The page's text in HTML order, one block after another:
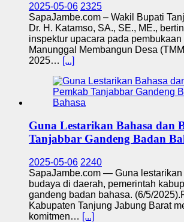
2025-05-06 2325
SapaJambe.com – Wakil Bupati
Dr. H. Katamso, SA., SE., ME.,
inspektur upacara pada pembukaan
Manunggal Membangun Desa
2025… [...]
Guna Lestarikan Bahasa dan
Tanjabbar Gandeng Badan
2025-05-06 2240
SapaJambe.com — Guna lestarikan
budaya di daerah, pemerintah
gandeng badan bahasa. (6/5/
Kabupaten Tanjung Jabung Barat
komitmen… [...]